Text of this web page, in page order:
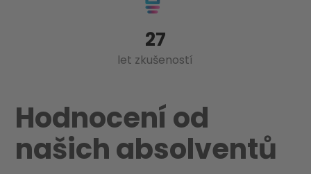
27
let zkušeností
Hodnocení od
našich absolventů